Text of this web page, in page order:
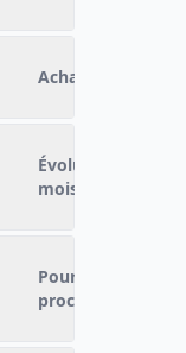
Achats
Évolution des
mois
Pourcentage de
prochains mois